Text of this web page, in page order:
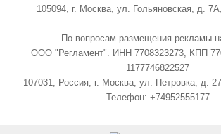
105094, г. Москва, ул. Гольяновская, д.
По вопросам размещения рекламы
ООО "Регламент". ИНН 7708323273, КПП
1177746822527
107031, Россия, г. Москва, ул. Петровка, д.
Телефон: +74952555177